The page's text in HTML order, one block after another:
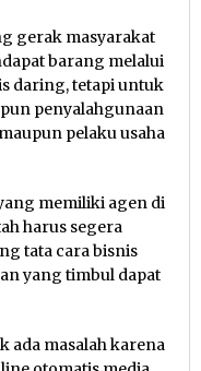
gerak masyarakat
barang melalui
daring, tetapi untuk
penyalahgunaan
pelaku usaha
memiliki agen di
harus segera
tata cara bisnis
yang timbul dapat
ada masalah karena